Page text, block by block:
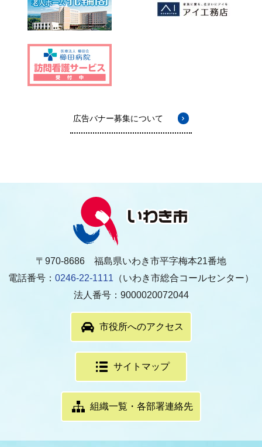
広告バナー募集について
〒970-8686 福島県いわき市平字梅本21番地
電話番号： 0246-22-1111 （いわき市総合コールセンター）
法人番号：9000020072044
市役所へのアクセス
サイトマップ
組織一覧・各部署連絡先